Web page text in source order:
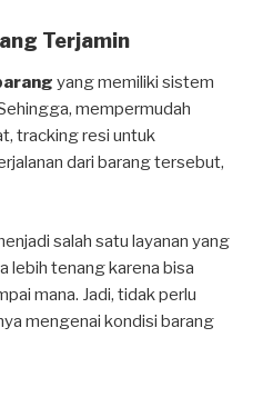
Terjamin
yang memiliki sistem
mempermudah
tracking resi untuk
dari barang tersebut,
salah satu layanan yang
lebih tenang karena bisa
mana. Jadi, tidak perlu
mengenai kondisi barang